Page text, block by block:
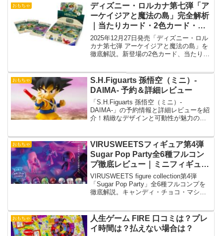
おもちゃ
ディズニー・ロルカナ第七弾「ア
ーケイジアと魔法の島」完全解析
｜当たりカード・2色カード・収
録一覧・封入率ガイド
2025年12月27日発売「ディズニー・ロル
カナ第七弾 アーケイジアと魔法の島」を
徹底解説。新登場の2色カード、当たりカ
介。
おもちゃ
S.H.Figuarts 孫悟空（ミニ）-
DAIMA- 予約＆詳細レビュー
「S.H.Figuarts 孫悟空（ミニ）-
DAIMA-」の予約情報と詳細レビューを紹
介！精緻なデザインと可動性が魅力のミ
おもちゃ
VIRUSWEETSフィギュア第4弾
Sugar Pop Party全6種フルコン
プ徹底レビュー｜ミニフィギュア
付き違い・ラインナップ・相場・
コレクション価値解説
VIRUSWEETS figure collection第4弾
「Sugar Pop Party」全6種フルコンプを
徹底解説。キャンディ・チョコ・マシュ
ン価値、購入戦略まで網羅レビュー
おもちゃ
人生ゲーム FIRE 口コミは？プレ
イ時間は？払えない場合は？